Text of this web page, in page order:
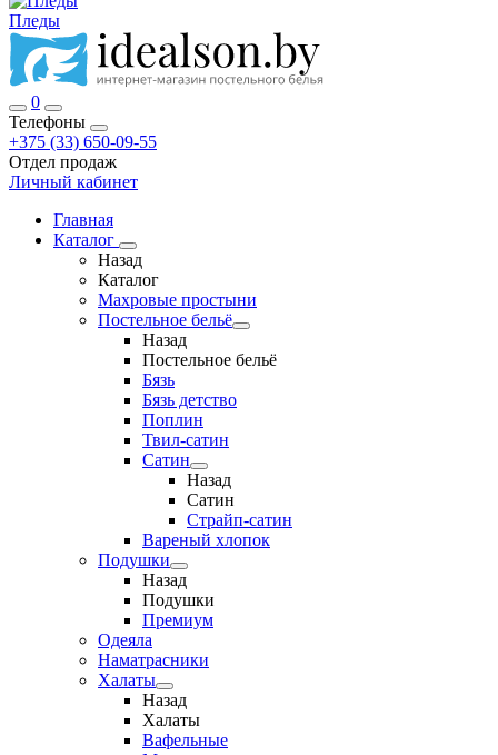
Пледы
0
Телефоны
+375 (33) 650-09-55
Отдел продаж
Личный кабинет
Главная
Каталог
Назад
Каталог
Махровые простыни
Постельное бельё
Назад
Постельное бельё
Бязь
Бязь детство
Поплин
Твил-сатин
Сатин
Назад
Сатин
Страйп-сатин
Вареный хлопок
Подушки
Назад
Подушки
Премиум
Одеяла
Наматрасники
Халаты
Назад
Халаты
Вафельные